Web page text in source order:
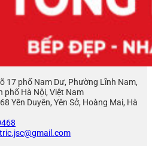
17 phố Nam Dư, Phường Lĩnh Nam,
phố Hà Nội, Việt Nam
Yên Duyên, Yên Sở, Hoàng Mai, Hà